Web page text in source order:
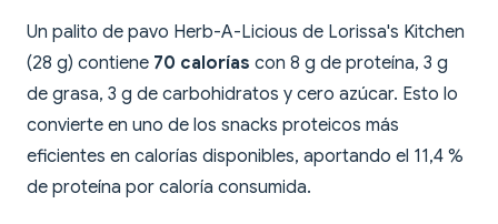
Un palito de pavo Herb-A-Licious de Lorissa's Kitchen
(28 g) contiene 70 calorías con 8 g de proteína, 3 g
de grasa, 3 g de carbohidratos y cero azúcar. Esto lo
convierte en uno de los snacks proteicos más
eficientes en calorías disponibles, aportando el 11,4 %
de proteína por caloría consumida.